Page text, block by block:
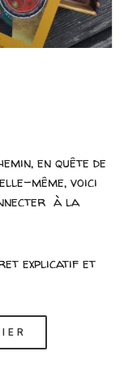
en quête de
même, voici
à la
explicatif et